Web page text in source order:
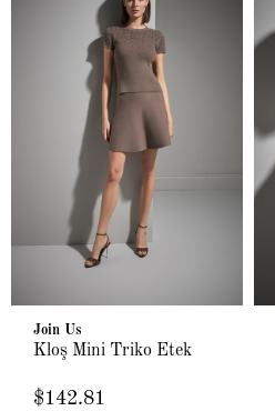
Join Us
Kloş Mini Triko Etek
$142.81